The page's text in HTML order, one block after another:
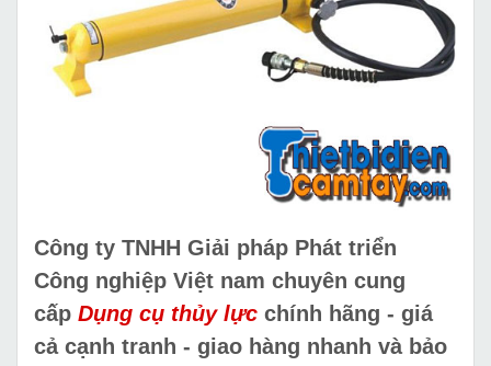
Công ty TNHH Giải pháp Phát triển
Công nghiệp Việt nam chuyên cung
cấp Dụng cụ thủy lực chính hãng - giá
cả cạnh tranh - giao hàng nhanh và bảo